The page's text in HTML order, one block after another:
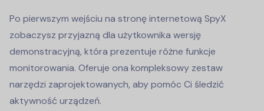
Po pierwszym wejściu na stronę internetową SpyX
zobaczysz przyjazną dla użytkownika wersję
demonstracyjną, która prezentuje różne funkcje
monitorowania. Oferuje ona kompleksowy zestaw
narzędzi zaprojektowanych, aby pomóc Ci śledzić
aktywność urządzeń.